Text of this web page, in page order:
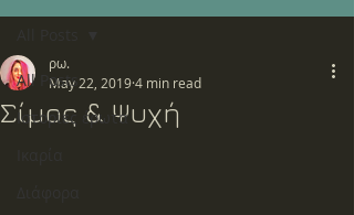
All Posts
Ιστορίες έρωτα
Σίμος & Ψυχή
ρω.
May 22, 20194 min read